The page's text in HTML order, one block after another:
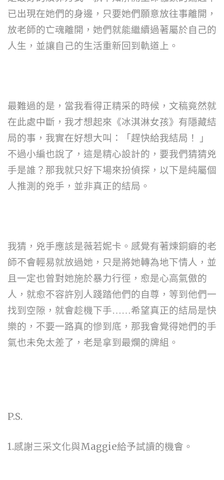
已出現在她們的身邊，只要她們願意放往事離開，
放老師的亡魂離開，她們就能繼續過著屬於自己的
人生，並讓自己的生活重新回到軌道上。
最難過的是，當我看得正精采的時候，文稿竟然就
在此處中斷，我才想起來《冰淇淋女孩》有隱藏結
局的事，我實在好想大叫：「趕快給我結局！
」
不過小編也說了，這是精心設計的，要我們猜猜兇
手是誰？那我就只好下場來扮偵探，以下是純屬個
人推測的兇手，並非真正的結局。
我猜，兇手應該是薇若妮卡。感覺有著煉銅癖的老
師不會輕易就放過她，只是將她轉為地下情人，並
且一定也曾對她施於暴力行徑，愈是心高氣傲的
人，就愈不容許別人踐踏他們的自尊，等到他們一
找到空隙，就會趁機下手……希望真正的結局是快
樂的，不要一路真的慘到底，那我會覺得她們的手
氣也未免太差了，老是拿到最爛的牌組。
P.S.
1.感謝三采文化與Maggie給予試讀的機會。